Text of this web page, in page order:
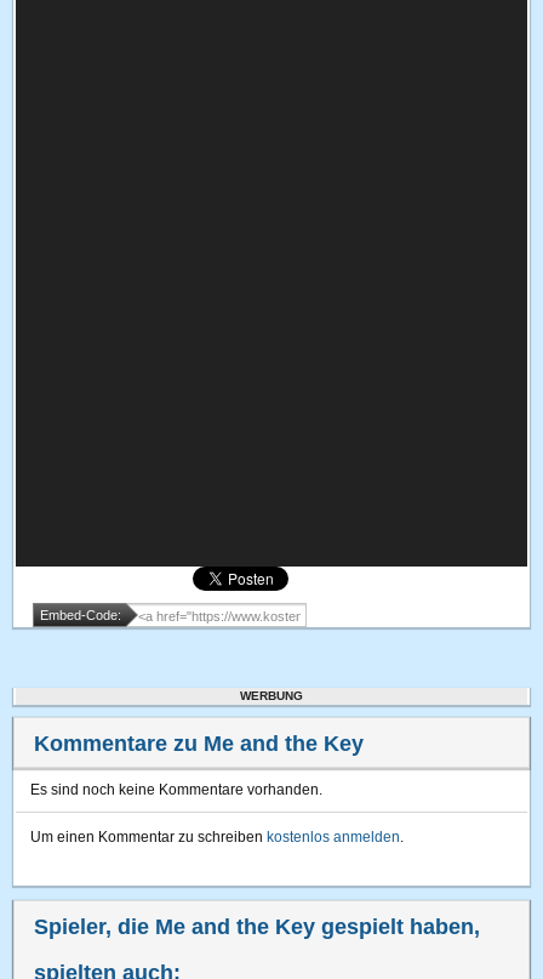
Embed-Code:
WERBUNG
Kommentare zu Me and the Key
Es sind noch keine Kommentare vorhanden.
Um einen Kommentar zu schreiben kostenlos anmelden.
Spieler, die Me and the Key gespielt haben,
spielten auch: